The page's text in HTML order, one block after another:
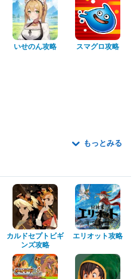
いせのん攻略 スマグロ攻略
もっとみる
カルドセプトビギ
ンズ攻略
エリオット攻略